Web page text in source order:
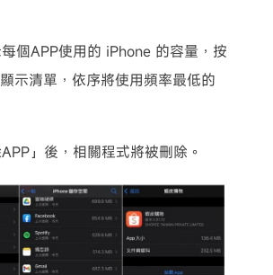
個APP使用的 iPhone 的容量，按
示清單，依序將使用頻率最低的
」後，相關程式將被刪除。